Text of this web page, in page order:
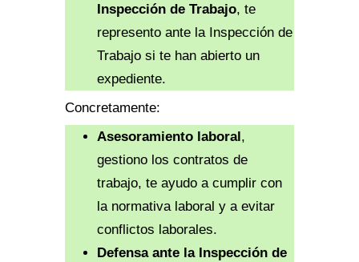
Inspección de Trabajo, te
represento ante la Inspección de
Trabajo si te han abierto un
expediente.
Concretamente:
Asesoramiento laboral,
gestiono los contratos de
trabajo, te ayudo a cumplir con
la normativa laboral y a evitar
conflictos laborales.
Defensa ante la Inspección de